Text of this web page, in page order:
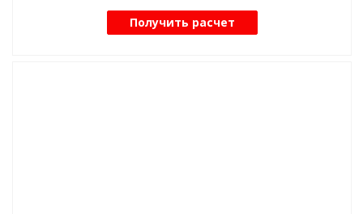
Получить расчет